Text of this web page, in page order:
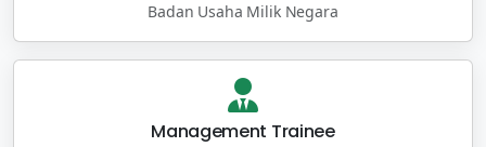
Badan Usaha Milik Negara
Management Trainee